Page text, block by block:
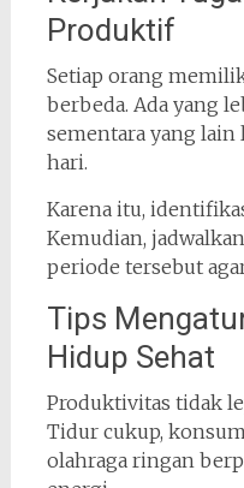
Produktif
Setiap orang
berbeda. Ada yang
sementara yang
hari.
Karena itu,
Kemudian,
periode tersebut
Tips
Hidup Sehat
Produktivitas tidak
Tidur cukup,
olahraga ringan